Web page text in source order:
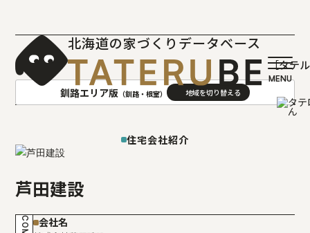
北海道の家づくりデータベース
［タテ
釧路エリア版 （釧路・根室）
函館(渡島･檜山)版
室蘭(胆振･日高)版
釧路(釧路･根室)版
住宅会社紹介
芦田建設
会社名